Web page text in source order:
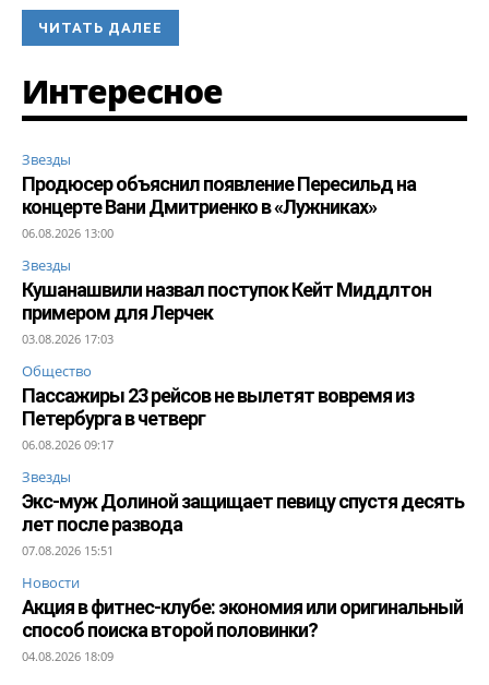
ЧИТАТЬ ДАЛЕЕ
Интересное
Звезды
Продюсер объяснил появление Пересильд на
концерте Вани Дмитриенко в «Лужниках»
06.08.2026 13:00
Звезды
Кушанашвили назвал поступок Кейт Миддлтон
примером для Лерчек
03.08.2026 17:03
Общество
Пассажиры 23 рейсов не вылетят вовремя из
Петербурга в четверг
06.08.2026 09:17
Звезды
Экс-муж Долиной защищает певицу спустя десять
лет после развода
07.08.2026 15:51
Новости
Акция в фитнес-клубе: экономия или оригинальный
способ поиска второй половинки?
04.08.2026 18:09